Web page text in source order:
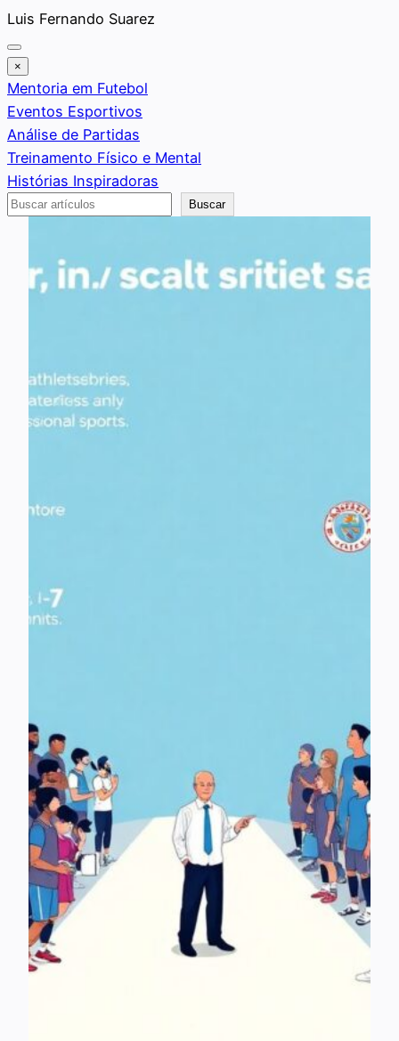
Saltar
al
contenido
Luis Fernando Suarez
×
Mentoria em Futebol
Eventos Esportivos
Análise de Partidas
Treinamento Físico e Mental
Histórias Inspiradoras
Buscar
Buscar